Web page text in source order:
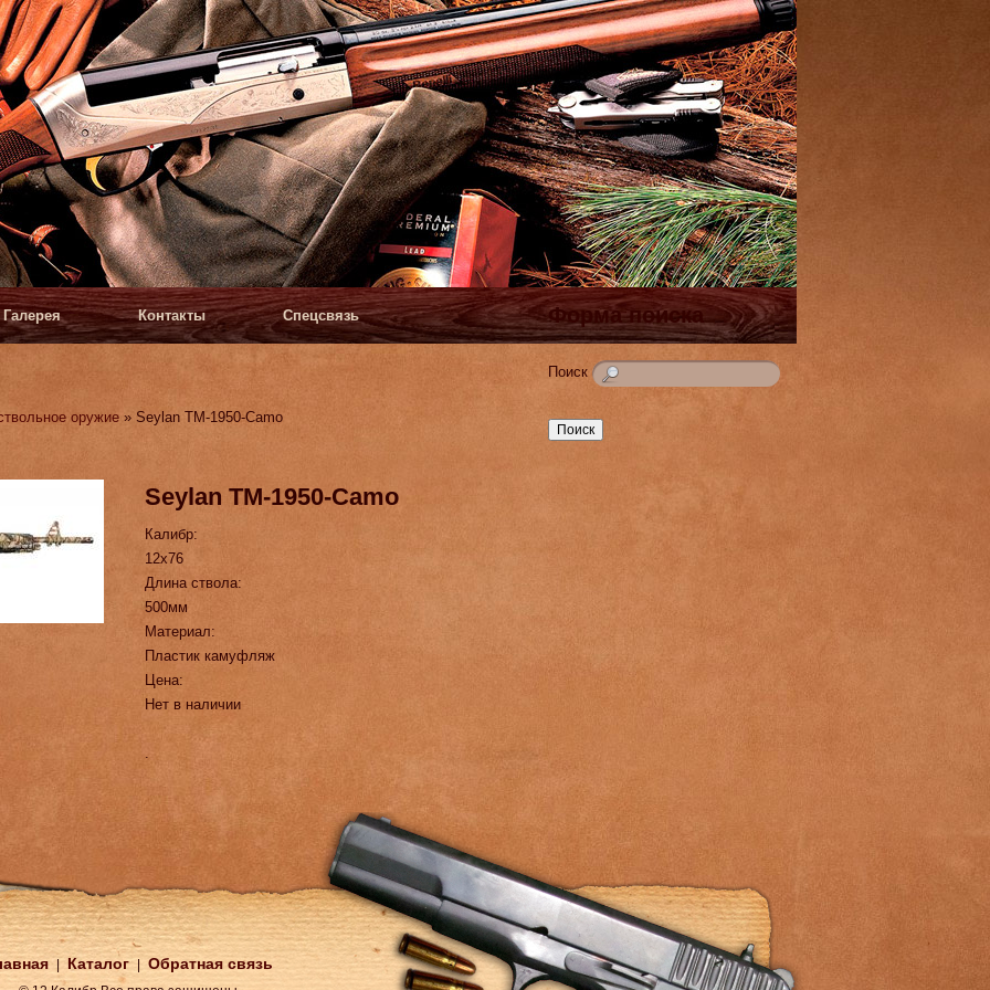
Форма поиска
Поиск
Галерея Контакты Спецсвязь
оружие » Seylan TM-1950-Camo
Seylan TM-1950-Camo
Калибр:
12х76
Длина ствола:
500мм
Материал:
Пластик камуфляж
Цена:
Нет в наличии
.
Каталог Обратная связь